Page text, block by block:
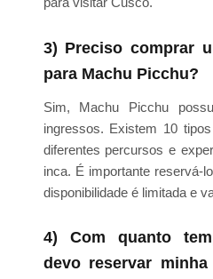
3) Preciso comprar
para Machu Picchu?
Sim, Machu Picchu
ingressos. Existem 10
diferentes percursos e
inca. É importante reservá-
disponibilidade é limitada e
4) Com quanto
devo reservar